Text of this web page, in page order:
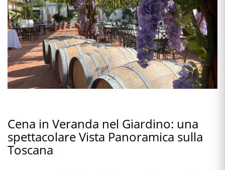
Cena in Veranda nel Giardino: una
spettacolare Vista Panoramica sulla
Toscana